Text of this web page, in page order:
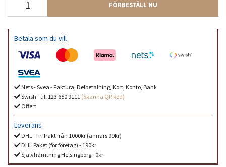
FÖRBESTÄLL NU
Betala som du vill
Nets - Svea - Faktura, Delbetalning, Kort, Konto, Bank
Swish - till 123 650 9111 (Skanna QR kod)
Offert
Leverans
DHL - Fri frakt från 1000kr (annars 99kr)
DHL Paket (för företag) - 190kr
Självhämtning Helsingborg - 0kr